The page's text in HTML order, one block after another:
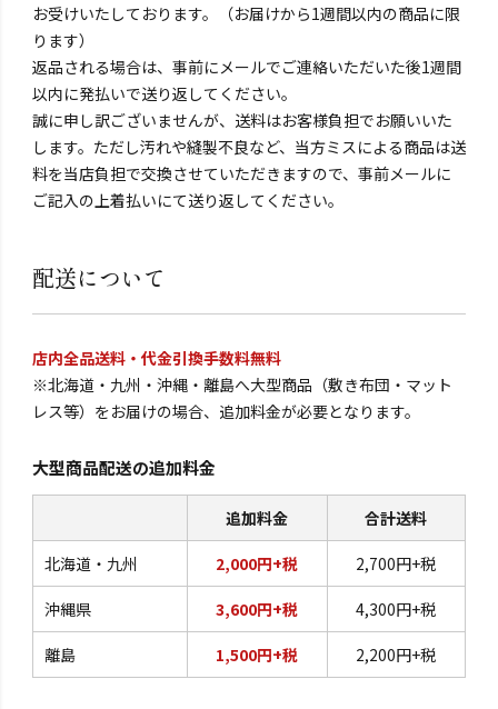
お受けいたしております。（お届けから1週間以内の商品に限
ります）
返品される場合は、事前にメールでご連絡いただいた後1週間
以内に発払いで送り返してください。
誠に申し訳ございませんが、送料はお客様負担でお願いいた
します。ただし汚れや縫製不良など、当方ミスによる商品は送
料を当店負担で交換させていただきますので、事前メールに
ご記入の上着払いにて送り返してください。
配送について
店内全品送料・代金引換手数料無料
※北海道・九州・沖縄・離島へ大型商品（敷き布団・マット
レス等）をお届けの場合、追加料金が必要となります。
大型商品配送の追加料金
追加料金 合計送料
北海道・九州 2,000円+税 2,700円+税
沖縄県 3,600円+税 4,300円+税
離島 1,500円+税 2,200円+税